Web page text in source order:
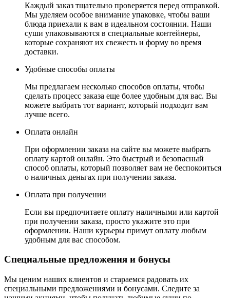
Каждый заказ тщательно проверяется перед отправкой.
Мы уделяем особое внимание упаковке, чтобы ваши
блюда приехали к вам в идеальном состоянии. Наши
суши упаковываются в специальные контейнеры,
которые сохраняют их свежесть и форму во время
доставки.
Удобные способы оплаты
Мы предлагаем несколько способов оплаты, чтобы
сделать процесс заказа еще более удобным для вас. Вы
можете выбрать тот вариант, который подходит вам
лучше всего.
Оплата онлайн
При оформлении заказа на сайте вы можете выбрать
оплату картой онлайн. Это быстрый и безопасный
способ оплаты, который позволяет вам не беспокоиться
о наличных деньгах при получении заказа.
Оплата при получении
Если вы предпочитаете оплату наличными или картой
при получении заказа, просто укажите это при
оформлении. Наши курьеры примут оплату любым
удобным для вас способом.
Специальные предложения и бонусы
Мы ценим наших клиентов и стараемся радовать их
специальными предложениями и бонусами. Следите за